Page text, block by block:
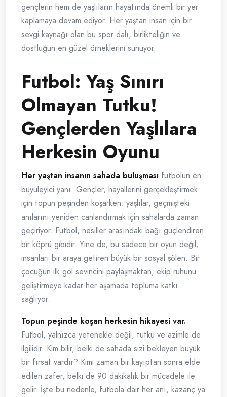
gençlerin hem de yaşlıların hayatında önemli bir yer
kaplamaya devam ediyor. Her yaştan insan için bir
sevgi kaynağı olan bu spor dalı, birlikteliğin ve
dostluğun en güzel örneklerini sunuyor.
Futbol: Yaş Sınırı
Olmayan Tutku!
Gençlerden Yaşlılara
Herkesin Oyunu
Her yaştan insanın sahada buluşması futbolun en
büyüleyici yanı. Gençler, hayallerini gerçekleştirmek
için topun peşinden koşarken; yaşlılar, geçmişteki
anılarını yeniden canlandırmak için sahalarda zaman
geçiriyor. Futbol, nesiller arasındaki bağı güçlendiren
bir köprü gibidir. Yine de, bu sadece bir oyun değil;
insanları bir araya getiren büyük bir sosyal şölen. Bir
çocuğun ilk gol sevincini paylaşmaktan, ekip ruhunu
geliştirmeye kadar her aşamada topluma katkı
sağlıyor.
Topun peşinde koşan herkesin hikayesi var.
Futbol, yalnızca yetenekle değil, tutku ve azimle de
ilgilidir. Kim bilir, belki de sahada sizi bekleyen büyük
bir fırsat vardır? Kimi zaman bir kayıptan sonra elde
edilen zafer, belki de 90 dakikalık bir mücadele ile
gelir. İşte bu nedenle, futbola dair her anı, kazanç ya